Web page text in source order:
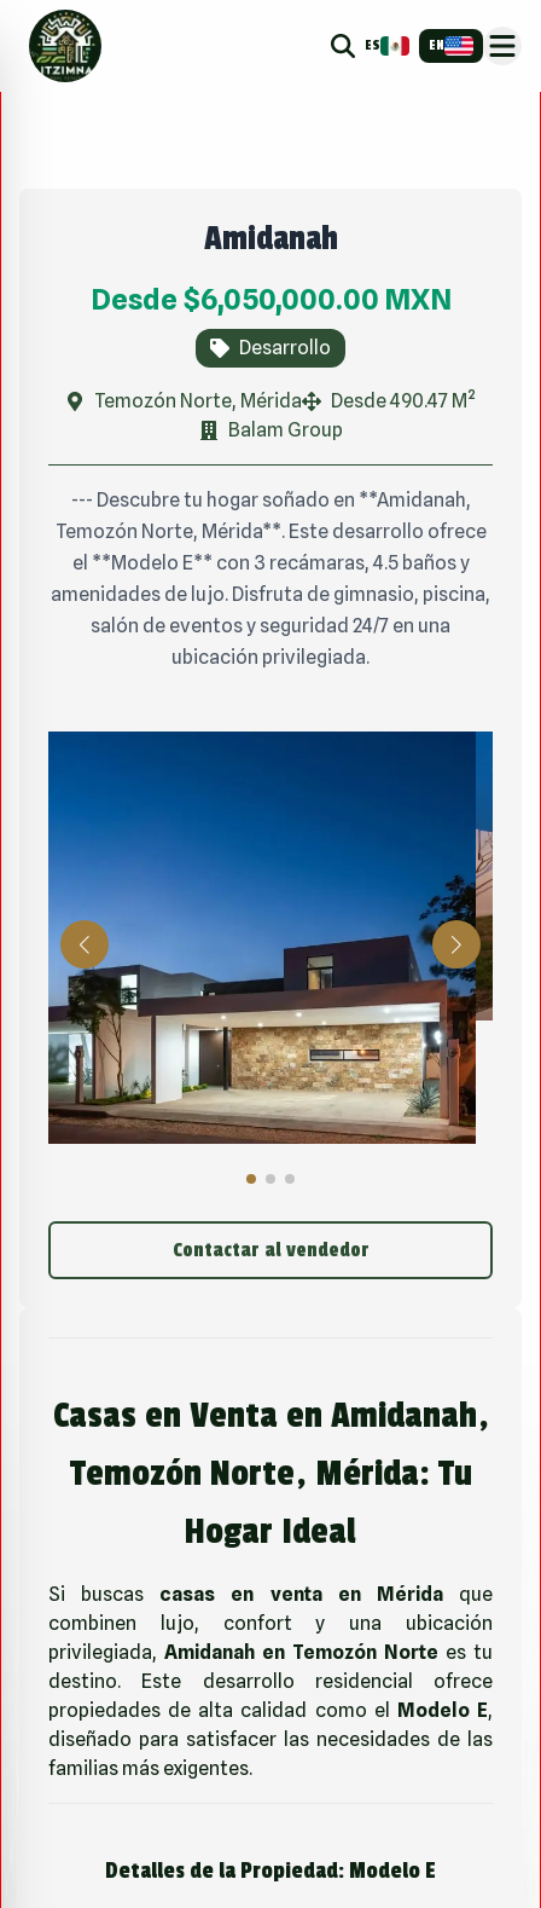
ES EN
Amidanah
Desde $6,050,000.00 MXN
Desarrollo
Temozón Norte, Mérida
Desde 490.47 M²
Balam Group
--- Descubre tu hogar soñado en **Amidanah,
Temozón Norte, Mérida**. Este desarrollo ofrece
el **Modelo E** con 3 recámaras, 4.5 baños y
amenidades de lujo. Disfruta de gimnasio, piscina,
salón de eventos y seguridad 24/7 en una
ubicación privilegiada.
Contactar al vendedor
Casas en Venta en Amidanah,
Temozón Norte, Mérida: Tu
Hogar Ideal
Si buscas casas en venta en Méridaque
combinen lujo, confort y una ubicación
privilegiada, Amidanah en Temozón Norte es tu
destino. Este desarrollo residencial ofrece
propiedades de alta calidad como el Modelo E,
diseñado para satisfacer las necesidades de las
familias más exigentes.
Detalles de la Propiedad: Modelo E